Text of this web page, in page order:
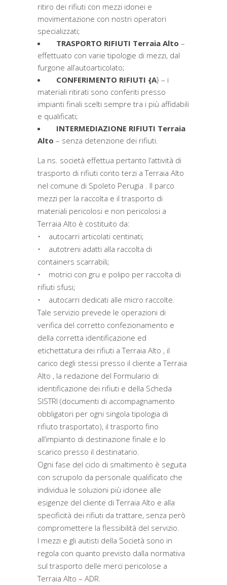
ritiro dei rifiuti con mezzi idonei e
movimentazione con nostri operatori
specializzati;
TRASPORTO RIFIUTI Terraia Alto –
effettuato con varie tipologie di mezzi, dal
furgone all’autoarticolato;
CONFERIMENTO RIFIUTI {A} – i
materiali ritirati sono conferiti presso
impianti finali scelti sempre tra i più affidabili
e qualificati;
INTERMEDIAZIONE RIFIUTI Terraia
Alto – senza detenzione dei rifiuti.
La ns. società effettua pertanto l’attività di
trasporto di rifiuti conto terzi a Terraia Alto
nel comune di Spoleto Perugia . Il parco
mezzi per la raccolta e il trasporto di
materiali pericolosi e non pericolosi a
Terraia Alto è costituito da:
• autocarri articolati centinati;
• autotreni adatti alla raccolta di
containers scarrabili;
• motrici con gru e polipo per raccolta di
rifiuti sfusi;
• autocarri dedicati alle micro raccolte.
Tale servizio prevede le operazioni di
verifica del corretto confezionamento e
della corretta identificazione ed
etichettatura dei rifiuti a Terraia Alto , il
carico degli stessi presso il cliente a Terraia
Alto , la redazione del Formulario di
identificazione dei rifiuti e della Scheda
SISTRI (documenti di accompagnamento
obbligatori per ogni singola tipologia di
rifiuto trasportato), il trasporto fino
all’impianto di destinazione finale e lo
scarico presso il destinatario.
Ogni fase del ciclo di smaltimento è seguita
con scrupolo da personale qualificato che
individua le soluzioni più idonee alle
esigenze del cliente di Terraia Alto e alla
specificità dei rifiuti da trattare, senza però
compromettere la flessibilità del servizio.
I mezzi e gli autisti della Società sono in
regola con quanto previsto dalla normativa
sul trasporto delle merci pericolose a
Terraia Alto – ADR.